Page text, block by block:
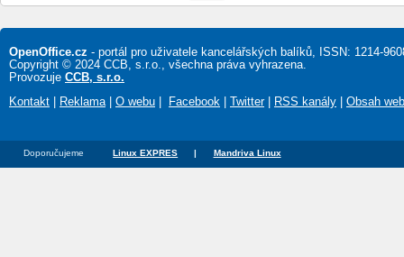
OpenOffice.cz - portál pro uživatele kancelářských balíků, ISSN: 1214-
Copyright © 2024 CCB, s.r.o., všechna práva vyhrazena.
Provozuje CCB, s.r.o.
Kontakt
Reklama O webu Facebook Twitter| RSS kanály Obsah
Doporučujeme Linux EXPRES | Mandriva Linux